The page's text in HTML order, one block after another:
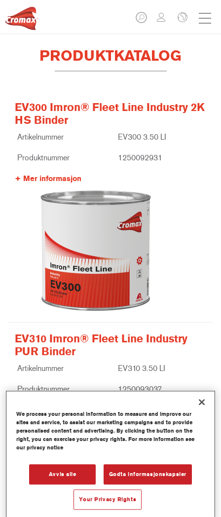
PRODUKTKATALOG
EV300 Imron® Fleet Line Industry 2K
HS Binder
Artikelnummer EV300 3.50 LI
Produktnummer 1250092931
Mer informasjon
EV310 Imron® Fleet Line Industry
PUR Binder
Artikelnummer EV310 3.50 LI
Produktnummer 1250093037
We process your personal information to measure and improve our
sites and service, to assist our marketing campaigns and to provide
personalised content and advertising. By clicking the button on the
right, you can exercise your privacy rights. For more information see
our privacy notice
Avvis alle Godta informasjonskapsler
Your Privacy Rights